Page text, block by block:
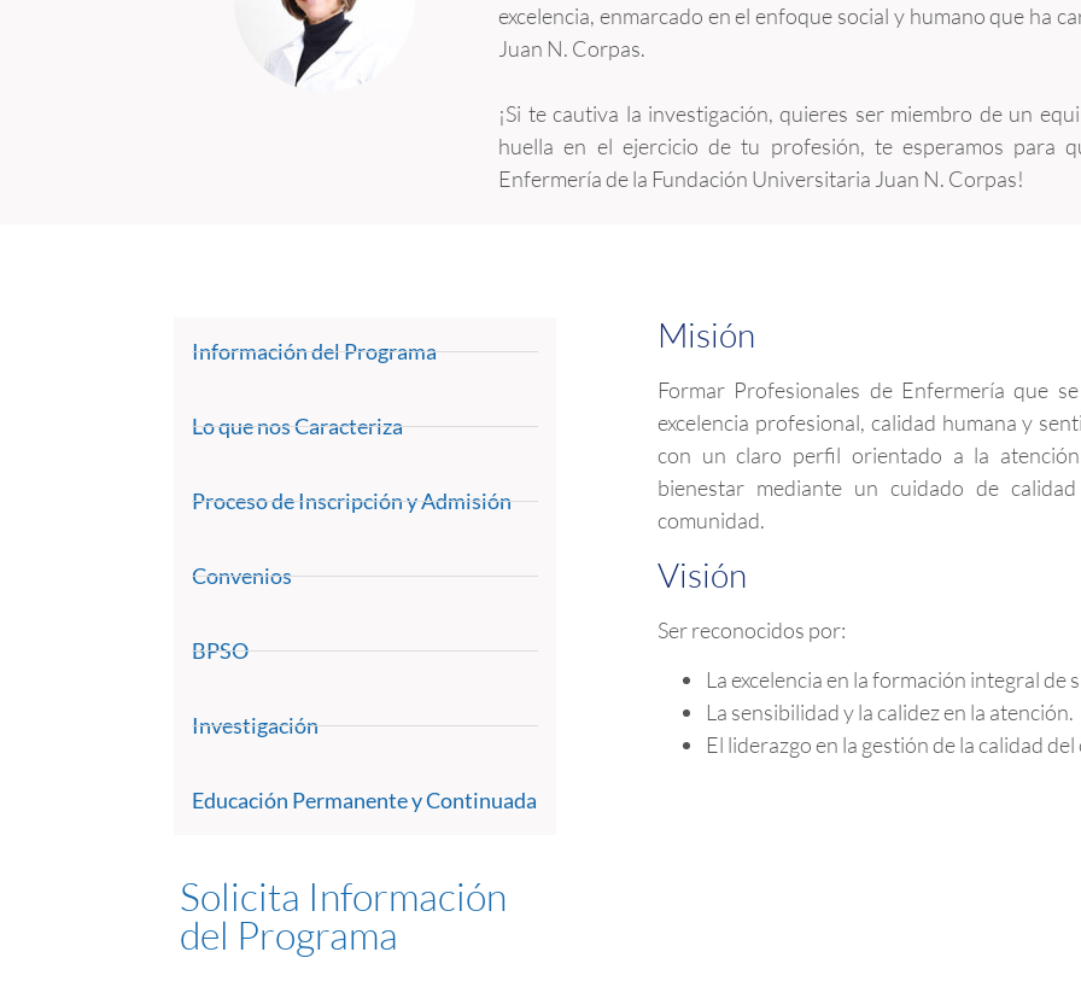
excelencia, enmarcado en el enfoque social y humano que ha
Juan N. Corpas.
¡Si te cautiva la investigación, quieres ser miembro de un
huella en el ejercicio de tu profesión, te esperamos para
Enfermería de la Fundación Universitaria Juan N. Corpas!
Información del Programa
Lo que nos Caracteriza
Proceso de Inscripción y Admisión
Convenios
BPSO
Investigación
Educación Permanente y Continuada
Solicita Información
del Programa
Misión
Formar Profesionales de Enfermería que
excelencia profesional, calidad humana y
con un claro perfil orientado a la
bienestar mediante un cuidado de
comunidad.
Visión
Ser reconocidos por:
La excelencia en la formación integral de
La sensibilidad y la calidez en la atención.
El liderazgo en la gestión de la calidad